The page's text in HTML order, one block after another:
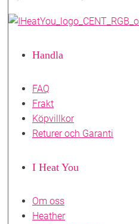
Handla
FAQ
Frakt
Köpvillkor
Returer och Garanti
I Heat You
Om oss
Heather